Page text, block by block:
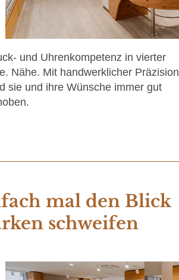
und Uhrenkompetenz in vierter
Nähe. Mit handwerklicher Präzision
sie und ihre Wünsche immer gut
mal den Blick
schweifen